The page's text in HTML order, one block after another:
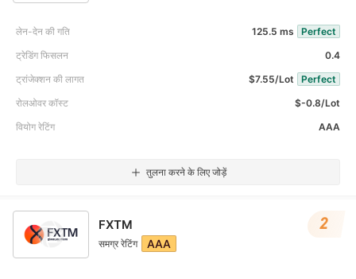
लेन-देन की गति 125.5 ms
Perfect
ट्रेडिंग फिसलन
0.4
ट्रांजेक्शन की लागत
$7.55/Lot
Perfect
रोलओवर कॉस्ट
$-0.8/Lot
वियोग रेटिंग
AAA
तुलना करने के लिए जोड़ें
FXTM
समग्र रेटिंग AAA
2